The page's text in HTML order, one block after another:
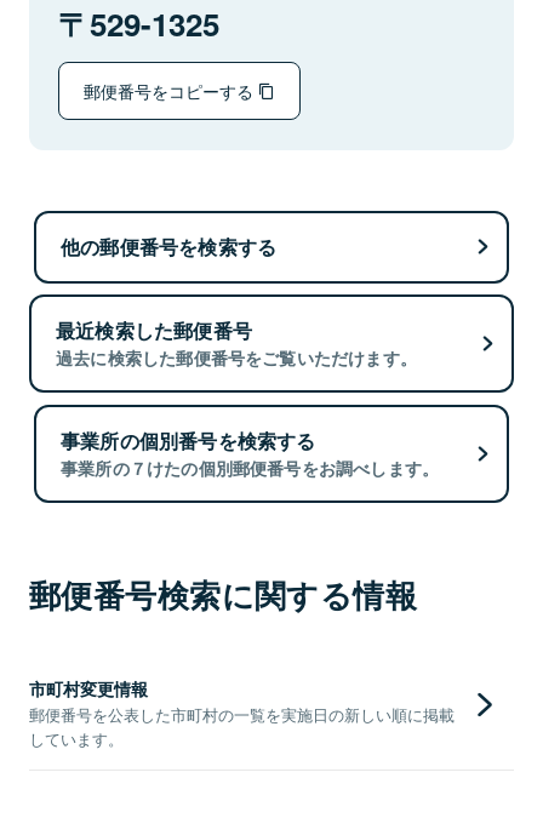
529-1325
郵便番号をコピーする
他の郵便番号を検索する
最近検索した郵便番号
過去に検索した郵便番号をご覧いただけます。
事業所の個別番号を検索する
事業所の７けたの個別郵便番号をお調べします。
郵便番号検索に関する情報
市町村変更情報
郵便番号を公表した市町村の一覧を実施日の新しい順に掲載
しています。